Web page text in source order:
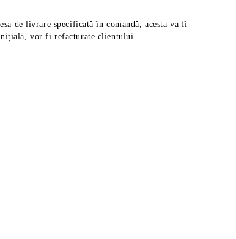
de livrare specificată în comandă, acesta va fi
vor fi refacturate clientului.